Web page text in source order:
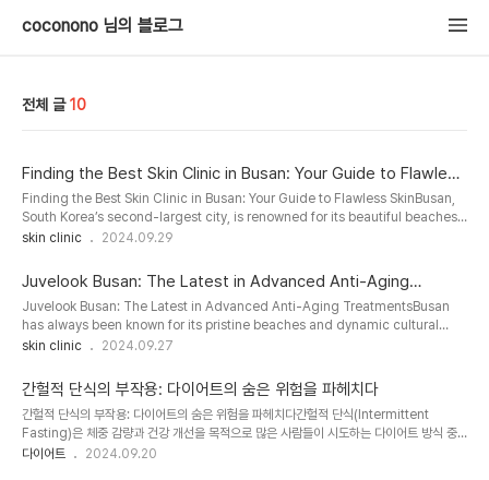
coconono 님의 블로그
전체 글 10
Finding the Best Skin Clinic in Busan: Your Guide to Flawless
Skin
Finding the Best Skin Clinic in Busan: Your Guide to Flawless SkinBusan,
South Korea’s second-largest city, is renowned for its beautiful beaches,
vibrant cityscape, and thriving beauty industry. Among its many
services available throughout the city. If you're looking to enhance your
skincare routine or address specific skin con..
skin clinic 2024.09.29
Juvelook Busan: The Latest in Advanced Anti-Aging
Treatments
Juvelook Busan: The Latest in Advanced Anti-Aging TreatmentsBusan
has always been known for its pristine beaches and dynamic cultural
scene, but in recent years, it has also become a top destination for
locals and visitors alike is Juvelook Busan. This cutting-edge anti-aging
solution offers long-lasting results for those looki..
skin clinic 2024.09.27
간헐적 단식의 부작용: 다이어트의 숨은 위험을 파헤치다
간헐적 단식의 부작용: 다이어트의 숨은 위험을 파헤치다간헐적 단식(Intermittent
Fasting)은 체중 감량과 건강 개선을 목적으로 많은 사람들이 시도하는 다이어트 방식 중
하나입니다. 식사 시간을 제한해 공복 상태를 유지하면서 체지방을 연소시키고 대사를 개선
다이어트 2024.09.20